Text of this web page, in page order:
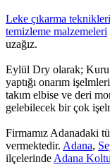
Leke çıkarma
temizleme malzemeleri
uzağız.
Eylül Dry olarak; Kuru
yaptığı onarım
takım elbise ve deri
gelebilecek bir çok
Firmamız Adanadaki
vermektedir. Adana,
ilçelerinde Adana